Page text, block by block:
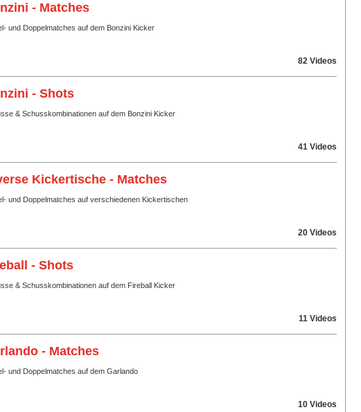
- Matches
und Doppelmatches auf dem Bonzini Kicker
82 Videos
- Shots
& Schusskombinationen auf dem Bonzini Kicker
41 Videos
Kickertische - Matches
und Doppelmatches auf verschiedenen Kickertischen
20 Videos
- Shots
& Schusskombinationen auf dem Fireball Kicker
11 Videos
- Matches
und Doppelmatches auf dem Garlando
10 Videos